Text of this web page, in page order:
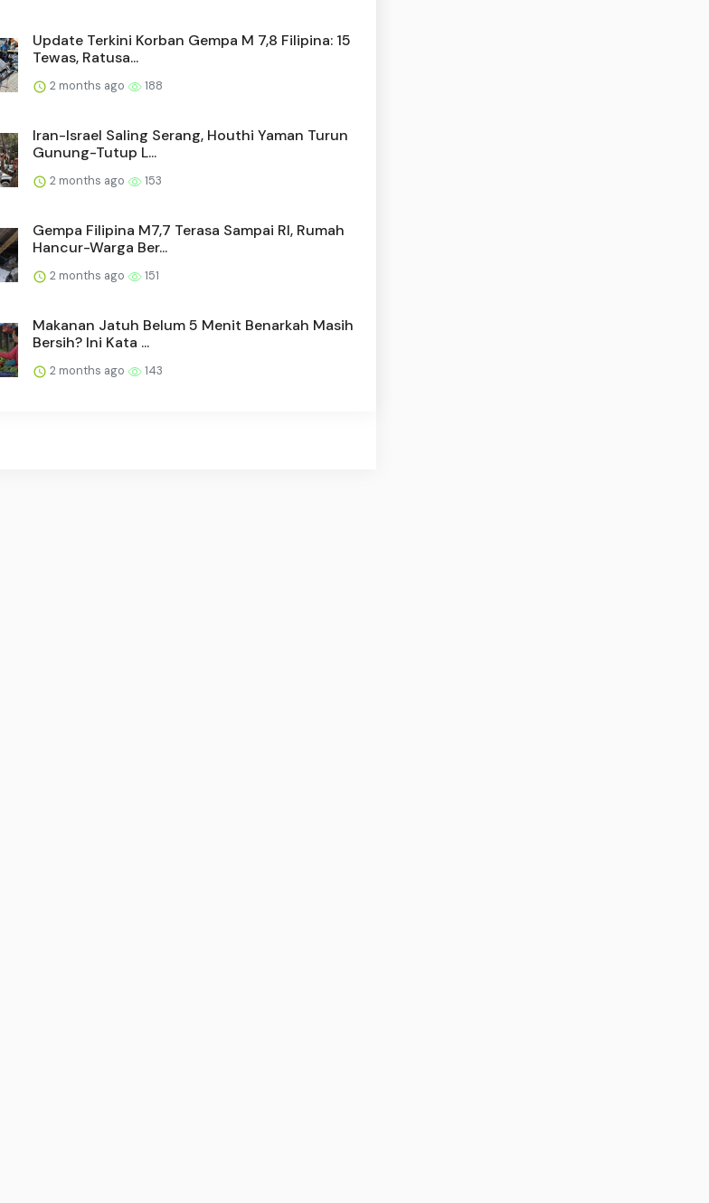
Update Terkini Korban Gempa M 7,8 Filipina: 15
Tewas, Ratusa...
2 months ago 188
Iran-Israel Saling Serang, Houthi Yaman Turun
Gunung-Tutup L...
2 months ago 153
Gempa Filipina M7,7 Terasa Sampai RI, Rumah
Hancur-Warga Ber...
2 months ago 151
Makanan Jatuh Belum 5 Menit Benarkah Masih
Bersih? Ini Kata ...
2 months ago 143